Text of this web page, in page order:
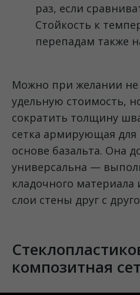
раз, если
Стойкость к
перепадам также
Можно при желании
удельную стоимость,
сократить толщину
сетка армирующая для
основе базальта. Она
универсальна —
кладочного
слои стены друг с
композитная